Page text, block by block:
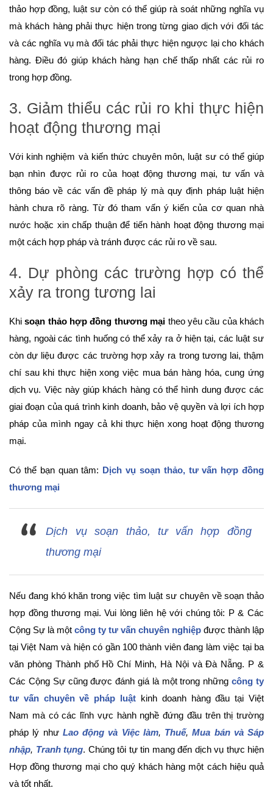
thảo hợp đồng, luật sư còn có thể giúp rà soát những nghĩa vụ
mà khách hàng phải thực hiện trong từng giao dịch với đối tác
và các nghĩa vụ mà đối tác phải thực hiện ngược lại cho khách
hàng. Điều đó giúp khách hàng hạn chế thấp nhất các rủi ro
trong hợp đồng.
3. Giảm thiểu các rủi ro khi thực hiện
hoạt động thương mại
Với kinh nghiệm và kiến thức chuyên môn, luật sư có thể giúp
bạn nhìn được rủi ro của hoạt động thương mại, tư vấn và
thông báo về các vấn đề pháp lý mà quy định pháp luật hiện
hành chưa rõ ràng. Từ đó tham vấn ý kiến của cơ quan nhà
nước hoặc xin chấp thuận để tiến hành hoạt động thương mại
một cách hợp pháp và tránh được các rủi ro về sau.
4. Dự phòng các trường hợp có thể
xảy ra trong tương lai
Khisoạn thảo hợp đồng thương mại theo yêu cầu của khách
hàng, ngoài các tình huống có thể xảy ra ở hiện tại, các luật sư
còn dự liệu được các trường hợp xảy ra trong tương lai, thậm
chí sau khi thực hiện xong việc mua bán hàng hóa, cung ứng
dịch vụ. Việc này giúp khách hàng có thể hình dung được các
giai đoạn của quá trình kinh doanh, bảo vệ quyền và lợi ích hợp
pháp của mình ngay cả khi thực hiện xong hoạt động thương
mại.
Có thể bạn quan tâm: Dịch vụ soạn thảo, tư vấn hợp đồng
thương mại
Dịch vụ soạn thảo, tư vấn hợp đồng
thương mại
Nếu đang khó khăn trong việc tìm luật sư chuyên về soạn thảo
hợp đồng thương mại. Vui lòng liên hệ với chúng tôi: P & Các
Cộng Sự là một công ty tư vấn chuyên nghiệp được thành lập
tại Việt Nam và hiện có gần 100 thành viên đang làm việc tại ba
văn phòng Thành phố Hồ Chí Minh, Hà Nội và Đà Nẵng. P &
Các Cộng Sự cũng được đánh giá là một trong nhữngcông ty
tư vấn chuyên về pháp luật kinh doanh hàng đầu tại Việt
Nam mà có các lĩnh vực hành nghề đứng đầu trên thị trường
pháp lý như Lao động và Việc làm, Thuế,Mua bán và Sáp
nhập, Tranh tụng. Chúng tôi tự tin mang đến dịch vụ thực hiện
Hợp đồng thương mại cho quý khách hàng một cách hiệu quả
và tốt nhất.